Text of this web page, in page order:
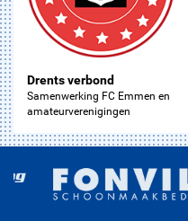
Drents verbond
Samenwerking FC Emmen en
amateurverenigingen